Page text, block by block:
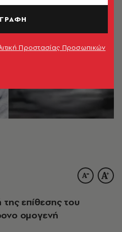
επίθεσης του
ομογενή
Προστασίας Προσωπικών